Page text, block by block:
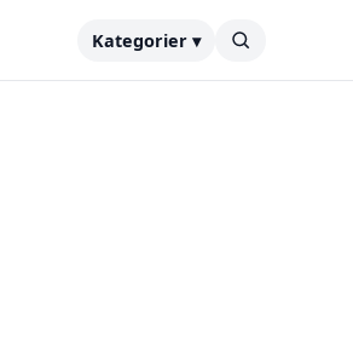
Kategorier ▾